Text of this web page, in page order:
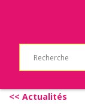
<< Actualités